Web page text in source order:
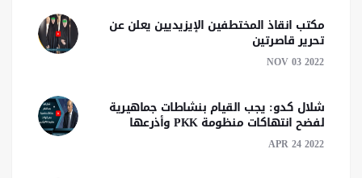
مكتب انقاذ المختطفين الإيزيديين يعلن عن
تحرير قاصرتين
NOV 03 2022
شلال كدو: يجب القيام بنشاطات جماهيرية
لفضح انتهاكات منظومة PKK وأذرعها
APR 24 2022